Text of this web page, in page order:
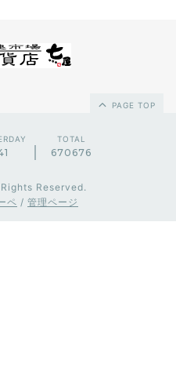
PAGE TOP
TOTAL
670676
Reserved.
ペ / 管理ページ